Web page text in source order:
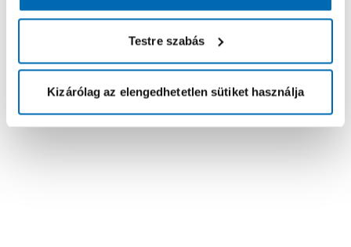
Testre szabás
Kizárólag az elengedhetetlen sütiket használja